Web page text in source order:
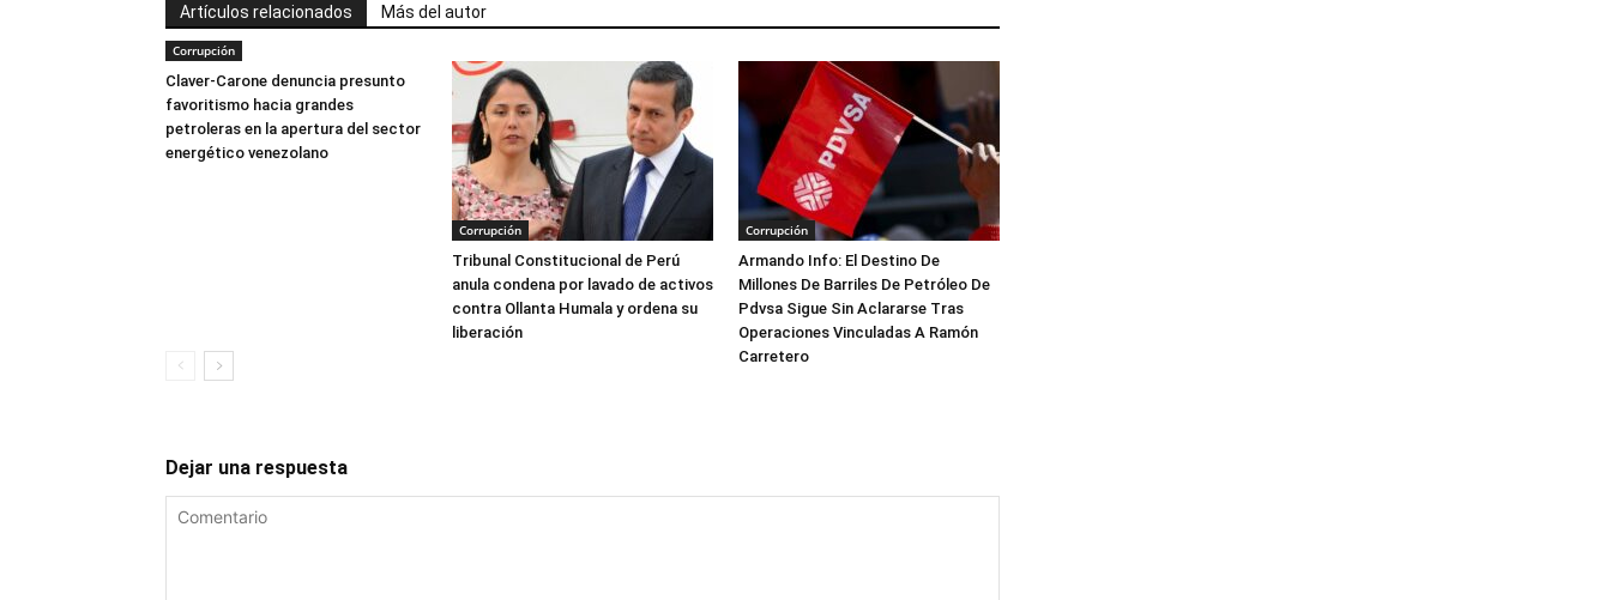
Artículos relacionados Más del autor
Corrupción
Claver-Carone denuncia presunto
favoritismo hacia grandes
petroleras en la apertura del sector
energético venezolano
Corrupción
Tribunal Constitucional de Perú
anula condena por lavado de activos
contra Ollanta Humala y ordena su
liberación
Corrupción
Armando Info: El Destino De
Millones De Barriles De Petróleo De
Pdvsa Sigue Sin Aclararse Tras
Operaciones Vinculadas A Ramón
Carretero
Dejar una respuesta